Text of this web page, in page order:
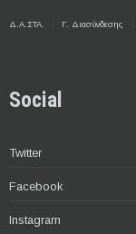
Δ.Α.ΣΤΑ. Γ. Διασύνδεσης
Social
Twitter
Facebook
Instagram